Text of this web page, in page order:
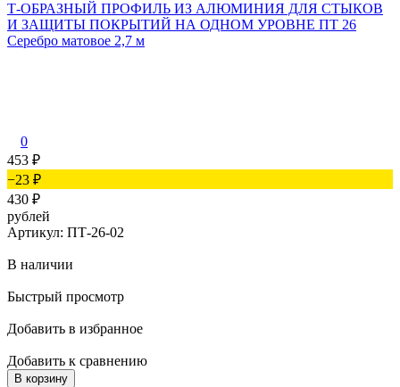
Т-ОБРАЗНЫЙ ПРОФИЛЬ ИЗ АЛЮМИНИЯ ДЛЯ СТЫКОВ
И ЗАЩИТЫ ПОКРЫТИЙ НА ОДНОМ УРОВНЕ ПТ 26
Серебро матовое 2,7 м
0
453 ₽
−23 ₽
430 ₽
рублей
Артикул: ПТ-26-02
В наличии
Быстрый просмотр
Добавить в избранное
Добавить к сравнению
В корзину